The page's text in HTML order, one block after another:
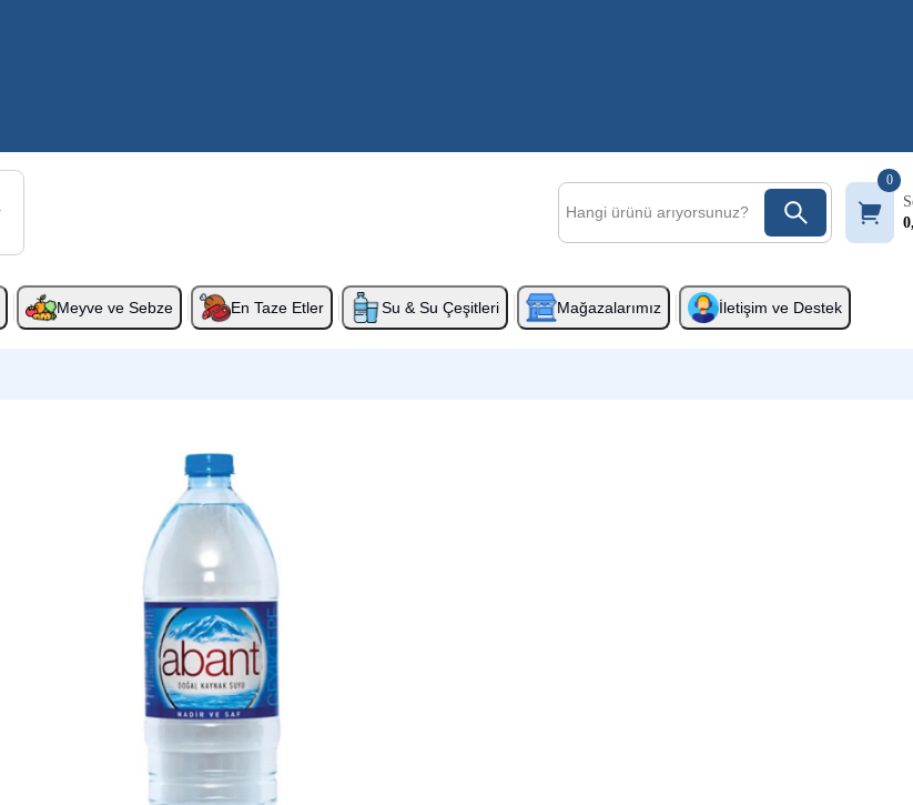
0
Meyve ve Sebze En Taze Etler Su & Su Çeşitleri Mağazalarımız İletişim ve Destek